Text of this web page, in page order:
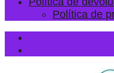
Política de